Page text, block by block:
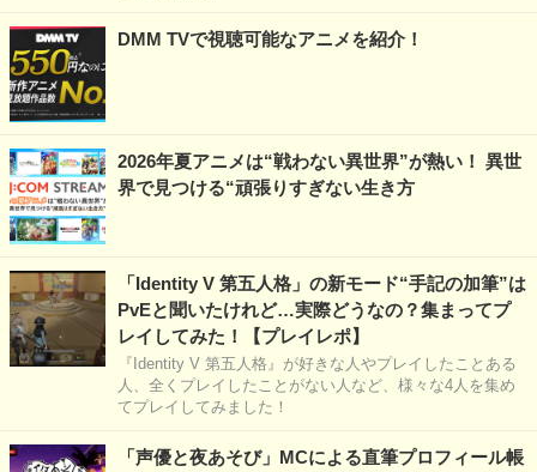
DMM TVで視聴可能なアニメを紹介！
2026年夏アニメは“戦わない異世界”が熱い！ 異世
界で見つける“頑張りすぎない生き方
「Identity V 第五人格」の新モード“手記の加筆”は
PvEと聞いたけれど…実際どうなの？集まってプ
レイしてみた！【プレイレポ】
『Identity V 第五人格』が好きな人やプレイしたことある
人、全くプレイしたことがない人など、様々な4人を集め
てプレイしてみました！
「声優と夜あそび」MCによる直筆プロフィール帳